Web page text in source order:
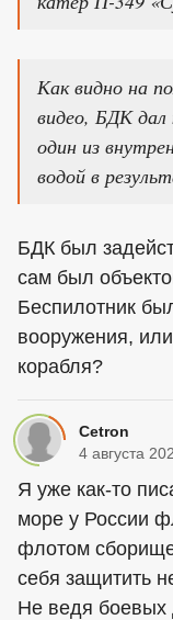
Как видно на
видео, БДК дал
один из
водой в
БДК был
сам был
Беспилотник
вооружения,
корабля?
Cetron
4 августа
Я уже как-то
море у России
флотом
себя защитить
Не ведя боевых